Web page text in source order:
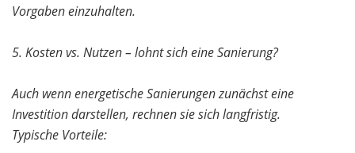
Vorgaben einzuhalten.
5. Kosten vs. Nutzen – lohnt sich eine Sanierung?
Auch wenn energetische Sanierungen zunächst eine
Investition darstellen, rechnen sie sich langfristig.
Typische Vorteile: